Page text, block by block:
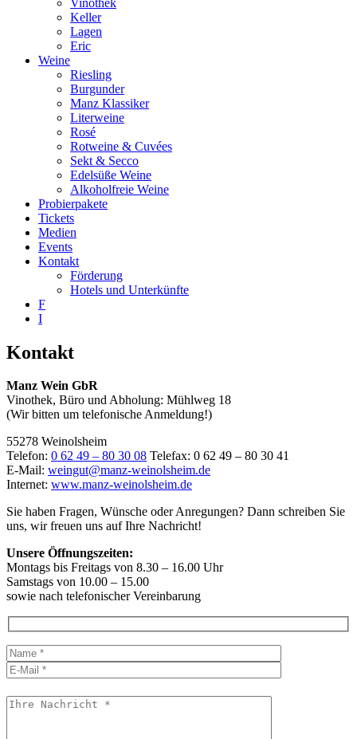
Keller
Lagen
Eric
Weine
Riesling
Burgunder
Manz Klassiker
Literweine
Rosé
Rotweine & Cuvées
Sekt & Secco
Edelsüße Weine
Alkoholfreie Weine
Probierpakete
Tickets
Medien
Events
Kontakt
Förderung
Hotels und Unterkünfte
F
I
Kontakt
Manz Wein GbR
Vinothek, Büro und Abholung: Mühlweg 18
(Wir bitten um telefonische Anmeldung!)
55278 Weinolsheim
Telefon: 0 62 49 – 80 30 08 Telefax: 0 62 49 – 80 30 41
E-Mail: weingut@manz-weinolsheim.de
Internet: www.manz-weinolsheim.de
Sie haben Fragen, Wünsche oder Anregungen? Dann schreiben Sie
uns, wir freuen uns auf Ihre Nachricht!
Unsere Öffnungszeiten:
Montags bis Freitags von 8.30 – 16.00 Uhr
Samstags von 10.00 – 15.00
sowie nach telefonischer Vereinbarung
lasse
lasse